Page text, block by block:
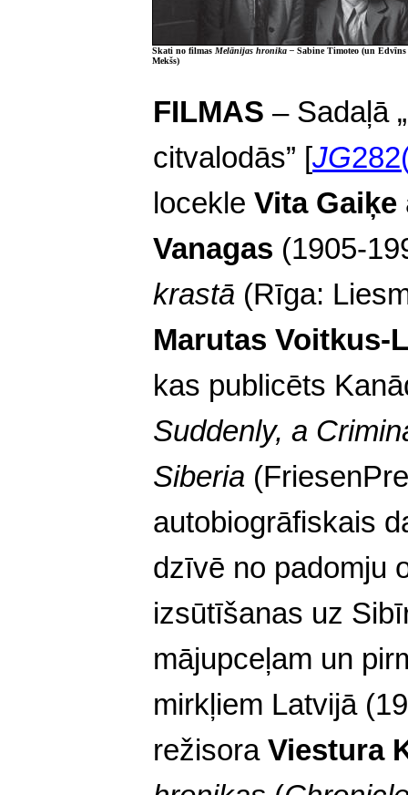
Skati no filmas Melānijas hronika – Sabine Timoteo (un Edvīns
Mekšs)
FILMAS – Sadaļā
citvalodās” [JG
locekle Vita Gaiķe
Vanagas (1905-
krastā (Rīga:
Marutas Voitkus-
kas publicēts
Suddenly, a
Siberia
autobiogrāfiskais
dzīvē no padomju
izsūtīšanas uz
mājupceļam un
mirkļiem Latvijā
režisora Viestura